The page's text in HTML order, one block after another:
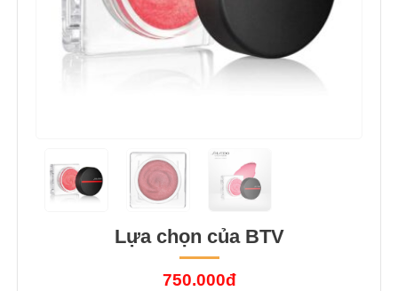
Lựa chọn của BTV
750.000đ